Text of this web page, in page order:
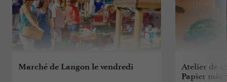
Marché de Langon le vendredi
Atelier de
Papier